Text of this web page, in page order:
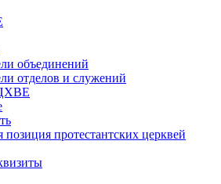
объединений
отделов и служений
позиция протестантских церквей